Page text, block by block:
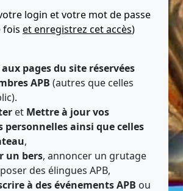
login et votre mot de passe
fois et enregistrez cet accès)
aux pages du site réservées
APB (autres que celles
et Mettre à jour vos
personnelles ainsi que celles
,
un bers, annoncer un grutage
des élingues APB,
à des événements APB ou